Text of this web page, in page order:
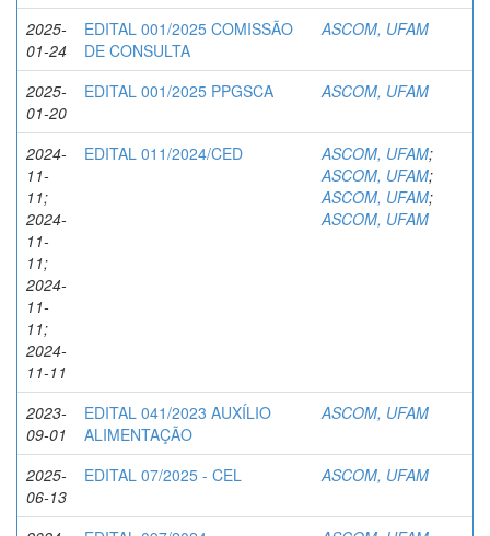
2025-
01-24
EDITAL 001/2025 COMISSÃO
DE CONSULTA
ASCOM, UFAM
2025-
01-20
EDITAL 001/2025 PPGSCA ASCOM, UFAM
2024-
11-
11;
2024-
11-
11;
2024-
11-
11;
2024-
11-11
EDITAL 011/2024/CED ASCOM, UFAM;
ASCOM, UFAM;
ASCOM, UFAM;
ASCOM, UFAM
2023-
09-01
EDITAL 041/2023 AUXÍLIO
ALIMENTAÇÃO
ASCOM, UFAM
2025-
06-13
EDITAL 07/2025 - CEL ASCOM, UFAM